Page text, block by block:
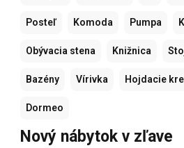
Posteľ Komoda Pumpa
Obývacia stena Knižnica
Bazény Vírivka Hojdacie
Dormeo
Nový nábytok v zľave